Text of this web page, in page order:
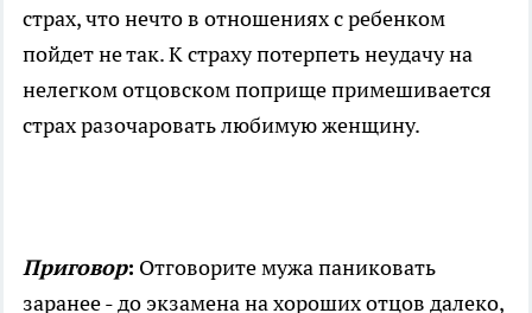
страх, что нечто в отношениях с ребенком
пойдет не так. К страху потерпеть неудачу на
нелегком отцовском поприще примешивается
страх разочаровать любимую женщину.
Приговор: Отговорите мужа паниковать
заранее - до экзамена на хороших отцов далеко,